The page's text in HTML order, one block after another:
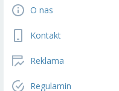
O nas
Kontakt
Reklama
Regulamin